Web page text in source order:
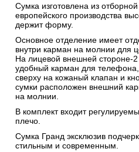
Сумка изготовлена из
европейского производства
держит форму.
Основное отделение имеет
внутри карман на молнии для
На лицевой внешней стороне-
удобный карман для телефона,
сверху на кожаный клапан и
сумки расположен внешний
на молнии.
В комплект входит
плечо.
Сумка Гранд эксклюзив
стильным и современным.